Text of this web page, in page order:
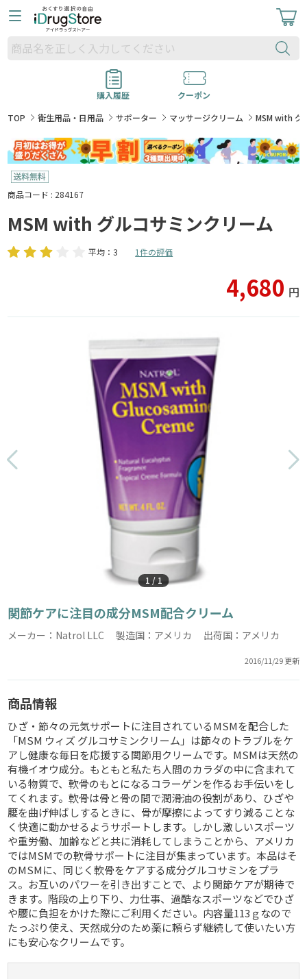
購入履歴
クーポン
TOP
衛生用品・日用品 サポーター マッサージクリーム MSM with グ
商品コード : 284167
MSM with グルコサミンクリーム
平均：3 1件の評価
4,680 円
1 / 1
関節ケアに注目の成分MSM配合クリーム
メーカー：Natrol LLC 製造国：アメリカ 出荷国：アメリカ
2016/11/29 更新
商品情報
ひざ・節々の元気サポートに注目されているMSMを配合した
「MSM ウィズ グルコサミンクリーム」は節々のトラブルをケ
アし健康な毎日を応援する関節用クリームです。MSMは天然の
有機イオウ成分。もともと私たち人間のカラダの中に含まれて
いる物質で、軟骨のもとになるコラーゲンを作るお手伝いをし
てくれます。軟骨は骨と骨の間で潤滑油の役割があり、ひざや
腰を曲げ伸ばしするときに、骨が摩擦によってすり減ることな
く快適に動かせるようサポートします。しかし激しいスポーツ
や重労働、加齢などと共に消耗してしまうことから、アメリカ
ではMSMでの軟骨サポートに注目が集まっています。本品はそ
のMSMに、同じく軟骨をケアする成分グルコサミンをプラ
ス。お互いのパワーを引き出すことで、より関節ケアが期待で
きます。階段の上り下り、力仕事、過酷なスポーツなどでひざ
や腰に負担をかけた際にご利用ください。内容量113ｇなので
たっぷり使え、天然成分のため薬に頼らず継続して使いたい方
にも安心なクリームです。